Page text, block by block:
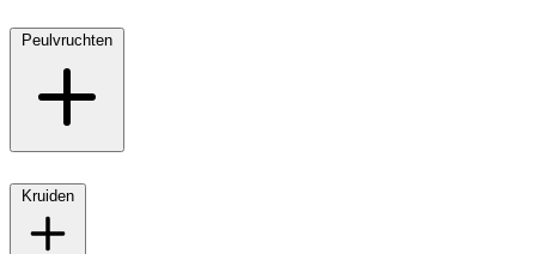
Peulvruchten
Kruiden